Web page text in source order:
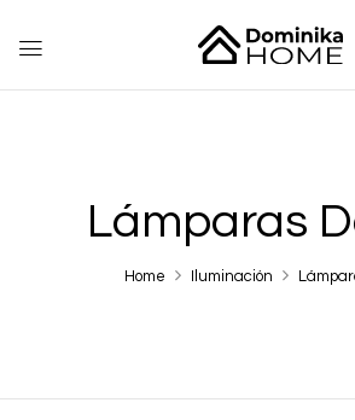
Lámparas
Home Iluminación